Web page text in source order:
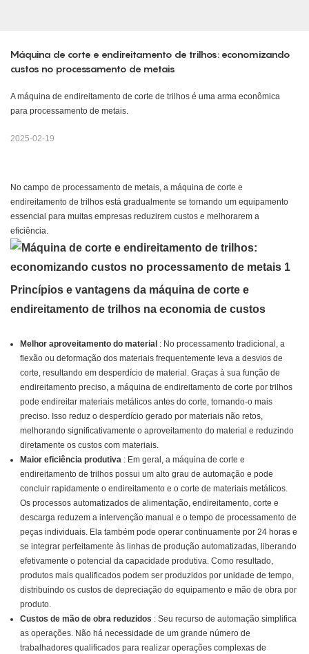
Máquina de corte e endireitamento de trilhos: economizando
custos no processamento de metais
A máquina de endireitamento de corte de trilhos é uma arma econômica
para processamento de metais.
2025-02-19
No campo de processamento de metais, a máquina de corte e
endireitamento de trilhos está gradualmente se tornando um equipamento
essencial para muitas empresas reduzirem custos e melhorarem a
eficiência.
Princípios e vantagens da máquina de corte e
endireitamento de trilhos na economia de custos
Melhor aproveitamento do material : No processamento tradicional, a
flexão ou deformação dos materiais frequentemente leva a desvios de
corte, resultando em desperdício de material. Graças à sua função de
endireitamento preciso, a máquina de endireitamento de corte por trilhos
pode endireitar materiais metálicos antes do corte, tornando-o mais
preciso. Isso reduz o desperdício gerado por materiais não retos,
melhorando significativamente o aproveitamento do material e reduzindo
diretamente os custos com materiais.
Maior eficiência produtiva : Em geral, a máquina de corte e
endireitamento de trilhos possui um alto grau de automação e pode
concluir rapidamente o endireitamento e o corte de materiais metálicos.
Os processos automatizados de alimentação, endireitamento, corte e
descarga reduzem a intervenção manual e o tempo de processamento de
peças individuais. Ela também pode operar continuamente por 24 horas e
se integrar perfeitamente às linhas de produção automatizadas, liberando
efetivamente o potencial da capacidade produtiva. Como resultado,
produtos mais qualificados podem ser produzidos por unidade de tempo,
distribuindo os custos de depreciação do equipamento e mão de obra por
produto.
Custos de mão de obra reduzidos : Seu recurso de automação simplifica
as operações. Não há necessidade de um grande número de
trabalhadores qualificados para realizar operações complexas de